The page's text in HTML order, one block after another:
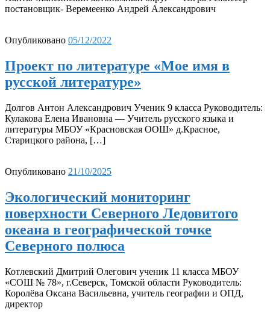
постановщик- Веремеенко Андрей Александрович
Опубликовано 05/12/2022
Проект по литературе «Мое имя в
русской литературе»
Долгов Антон Александрович Ученик 9 класса Руководитель:
Кулакова Елена Ивановна — Учитель русского языка и
литературы МБОУ «Красновская ООШ» д.Красное,
Старицкого района, […]
Опубликовано 21/10/2025
Экологический мониторинг
поверхности Северного Ледовитого
океана в географической точке
Северного полюса
Котлевский Дмитрий Олегович ученик 11 класса МБОУ
«СОШ № 78», г.Северск, Томской области Руководитель:
Королёва Оксана Васильевна, учитель географии и ОПД,
директор